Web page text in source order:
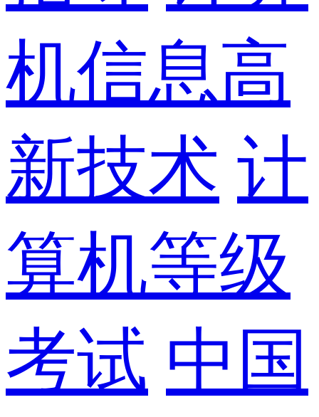
机信息高
新技术 计
算机等级
考试 中国